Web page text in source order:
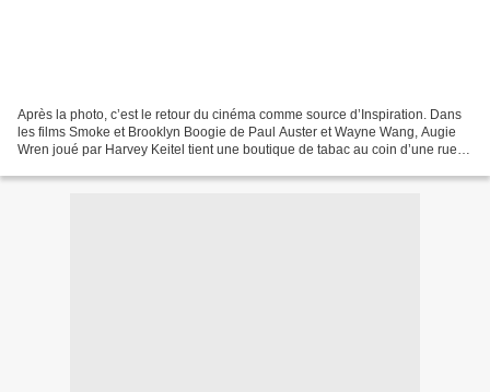
Après la photo, c’est le retour du cinéma comme source d’Inspiration. Dans
les films Smoke et Brooklyn Boogie de Paul Auster et Wayne Wang, Augie
Wren joué par Harvey Keitel tient une boutique de tabac au coin d’une rue à